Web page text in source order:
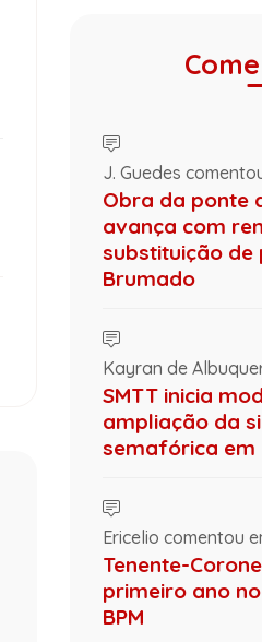
J. Guedes
Obra da ponte
avança com
substituição de
Brumado
Kayran de
SMTT inicia
ampliação da
semafórica em
Ericelio comentou
Tenente-
primeiro ano
BPM